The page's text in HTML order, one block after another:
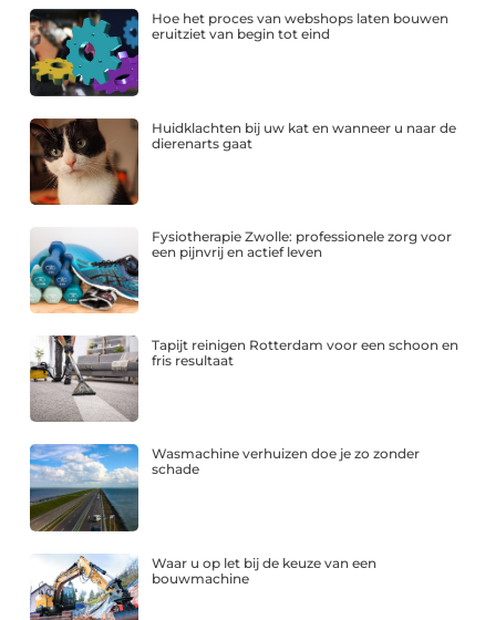
Hoe het proces van webshops laten bouwen
eruitziet van begin tot eind
Huidklachten bij uw kat en wanneer u naar de
dierenarts gaat
Fysiotherapie Zwolle: professionele zorg voor
een pijnvrij en actief leven
Tapijt reinigen Rotterdam voor een schoon en
fris resultaat
Wasmachine verhuizen doe je zo zonder
schade
Waar u op let bij de keuze van een
bouwmachine